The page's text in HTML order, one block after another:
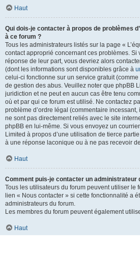
Haut
Qui dois-je contacter à propos de problèmes
à ce forum ?
Tous les administrateurs listés sur la page «
contact approprié concernant ces problèmes. Si
réponse de leur part, vous devriez alors
(dont les informations sont disponibles grâce à
celui-ci fonctionne sur un service gratuit (comme
de gestion des abus. Veuillez noter que phpBB
juridiction et ne peut en aucun cas être tenu
où et par qui ce forum est utilisé. Ne contactez
problème d’ordre légal (commentaire
ne sont pas directement reliés avec le site
phpBB en lui-même. Si vous envoyez un
Limited à propos d’une utilisation de tierce
à une réponse laconique ou à ne pas recevoir
Haut
Comment puis-je contacter un administrateur
Tous les utilisateurs du forum peuvent utiliser le
lien « Nous contacter » si cette fonctionnalité a
administrateurs du forum.
Les membres du forum peuvent également
Haut